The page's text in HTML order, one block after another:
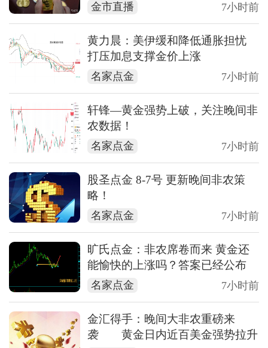
金市直播 7小时前
黄力晨：美伊缓和降低通胀担忧
打压加息支撑金价上涨
名家点金 7小时前
轩锋—黄金强势上破，关注晚间非
农数据！
名家点金 7小时前
股圣点金 8-7号 更新晚间非农策
略！
名家点金 7小时前
旷氏点金：非农席卷而来 黄金还
能愉快的上涨吗？答案已经公布
名家点金 7小时前
金汇得手：晚间大非农重磅来
袭 黄金日内近百美金强势拉升